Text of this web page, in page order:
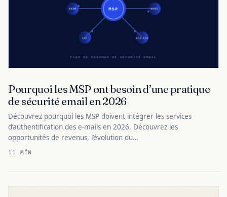
Pourquoi les MSP ont besoin d’une pratique
de sécurité email en 2026
Découvrez pourquoi les MSP doivent intégrer les services
d’authentification des e-mails en 2026. Découvrez les
opportunités de revenus, l’évolution du…
11 MÍN